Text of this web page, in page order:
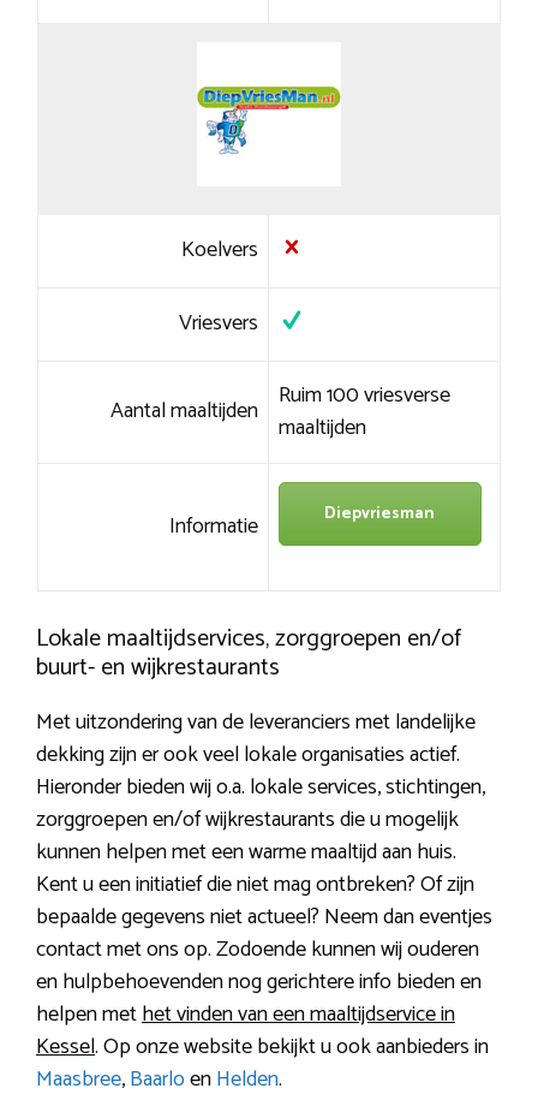
Koelvers
Vriesvers
Aantal maaltijden Ruim 100 vriesverse
maaltijden
Informatie Diepvriesman
Lokale maaltijdservices, zorggroepen en/of
buurt- en wijkrestaurants
Met uitzondering van de leveranciers met landelijke
dekking zijn er ook veel lokale organisaties actief.
Hieronder bieden wij o.a. lokale services, stichtingen,
zorggroepen en/of wijkrestaurants die u mogelijk
kunnen helpen met een warme maaltijd aan huis.
Kent u een initiatief die niet mag ontbreken? Of zijn
bepaalde gegevens niet actueel? Neem dan eventjes
contact met ons op. Zodoende kunnen wij ouderen
en hulpbehoevenden nog gerichtere info bieden en
helpen methet vinden van een maaltijdservice in
Kessel. Op onze website bekijkt u ook aanbieders in
Maasbree,BaarloenHelden.